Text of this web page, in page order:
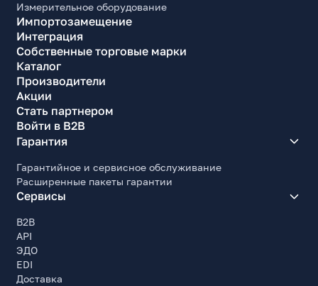
Измерительное оборудование
Импортозамещение
Интеграция
Собственные торговые марки
Каталог
Производители
Акции
Стать партнером
Войти в B2B
Гарантия
Гарантийное и сервисное обслуживание
Расширенные пакеты гарантии
Сервисы
B2B
API
ЭДО
EDI
Доставка